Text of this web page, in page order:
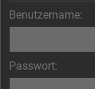
Benutzername:
Passwort: